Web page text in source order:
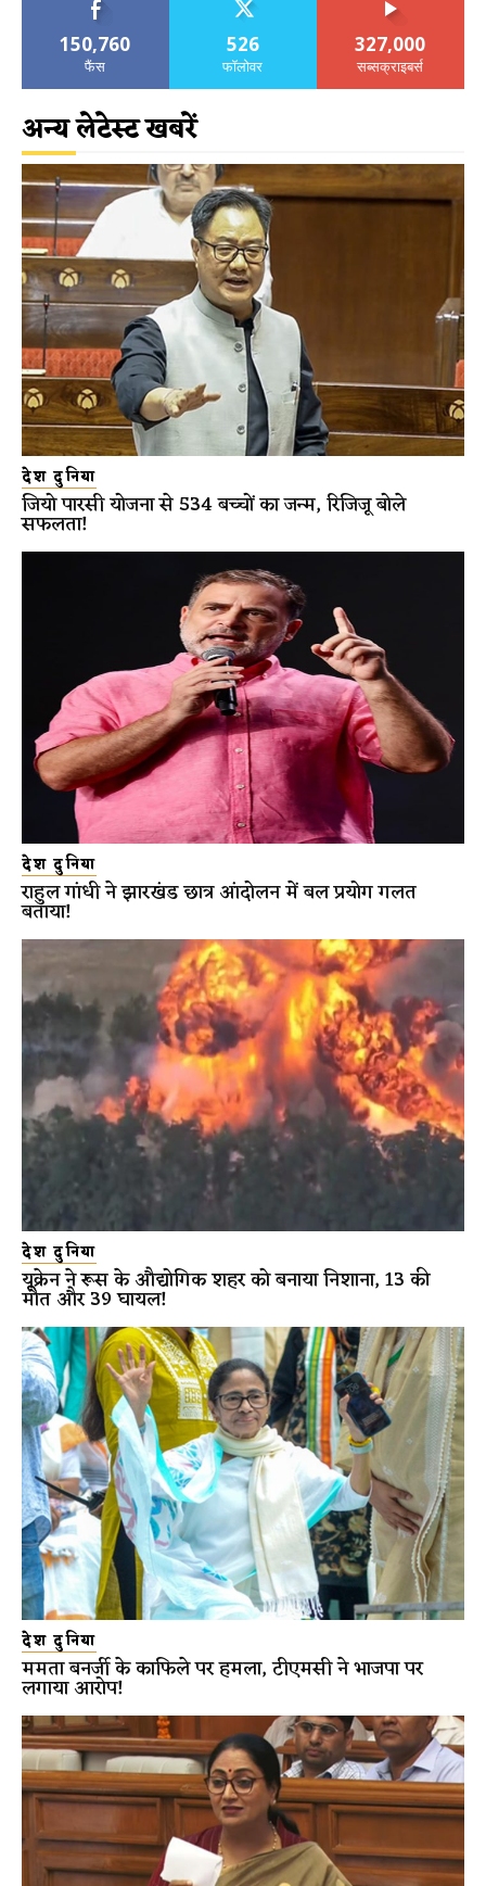
150,760
फैंस
526
फॉलोवर
327,000
सब्सक्राइबर्स
अन्य लेटेस्ट खबरें
देश दुनिया
जियो पारसी योजना से 534 बच्चों का जन्म, रिजिजू बोले
सफलता!
देश दुनिया
राहुल गांधी ने झारखंड छात्र आंदोलन में बल प्रयोग गलत
बताया!
देश दुनिया
यूक्रेन ने रूस के औद्योगिक शहर को बनाया निशाना, 13 की
मौत और 39 घायल!
देश दुनिया
ममता बनर्जी के काफिले पर हमला, टीएमसी ने भाजपा पर
लगाया आरोप!